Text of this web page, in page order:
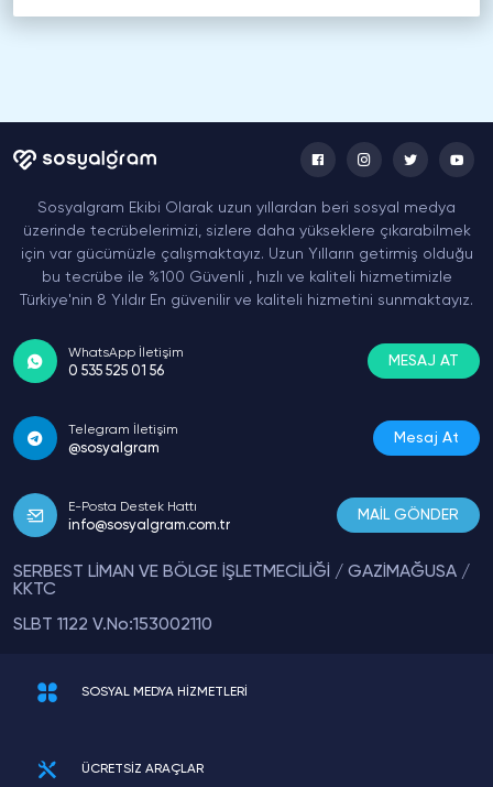
Sosyalgram Ekibi Olarak uzun yıllardan beri sosyal medya
üzerinde tecrübelerimizi, sizlere daha yükseklere çıkarabilmek
için var gücümüzle çalışmaktayız. Uzun Yılların getirmiş olduğu
bu tecrübe ile %100 Güvenli , hızlı ve kaliteli hizmetimizle
Türkiye'nin 8 Yıldır En güvenilir ve kaliteli hizmetini sunmaktayız.
WhatsApp İletişim
0 535 525 01 56
MESAJ AT
Telegram İletişim
@sosyalgram
Mesaj At
E-Posta Destek Hattı
info@sosyalgram.com.tr
MAİL GÖNDER
SERBEST LİMAN VE BÖLGE İŞLETMECİLİĞİ / GAZİMAĞUSA /
KKTC
SLBT 1122 V.No:153002110
SOSYAL MEDYA HİZMETLERİ
ÜCRETSİZ ARAÇLAR